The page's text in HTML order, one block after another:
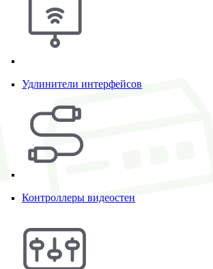
Удлинители интерфейсов
Контроллеры видеостен